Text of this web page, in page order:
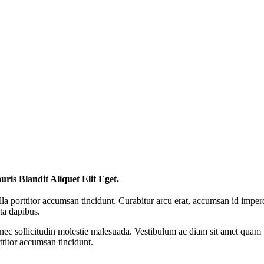
Blandit Aliquet Elit Eget.
porttitor accumsan tincidunt. Curabitur arcu erat, accumsan id
dapibus.
sollicitudin molestie malesuada. Vestibulum ac diam sit amet
accumsan tincidunt.